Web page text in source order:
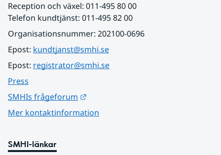
Reception och växel: 011-495 80 00
Telefon kundtjänst: 011-495 82 00
Organisationsnummer: 202100-0696
Epost: kundtjanst@smhi.se
Epost: registrator@smhi.se
Press
SMHIs frågeforum
Mer kontaktinformation
SMHI-länkar